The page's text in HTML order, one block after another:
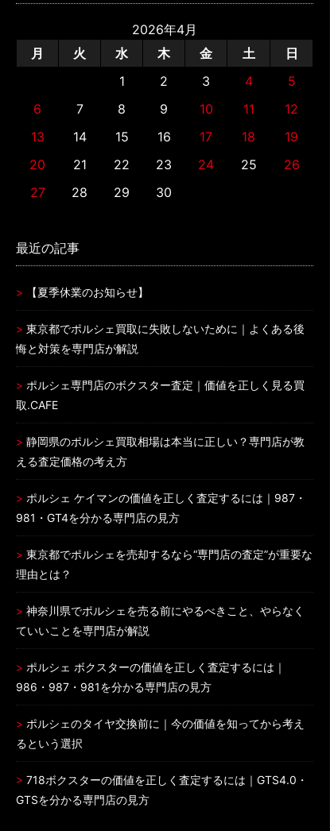
2026年4月
月
火 水 木 金 土
日
1
2 3 4
5
6
7 8 9 10 11
12
13
14 15 16 17 18
19
20
21 22 23 24 25
26
27
28 29 30
最近の記事
【夏季休業のお知らせ】
東京都でポルシェ買取に失敗しないために｜よくある後
悔と対策を専門店が解説
ポルシェ専門店のボクスター査定｜価値を正しく見る買
取.CAFE
静岡県のポルシェ買取相場は本当に正しい？専門店が教
える査定価格の考え方
ポルシェ ケイマンの価値を正しく査定するには｜987・
981・GT4を分かる専門店の見方
東京都でポルシェを売却するなら“専門店の査定”が重要な
理由とは？
神奈川県でポルシェを売る前にやるべきこと、やらなく
ていいことを専門店が解説
ポルシェ ボクスターの価値を正しく査定するには｜
986・987・981を分かる専門店の見方
ポルシェのタイヤ交換前に｜今の価値を知ってから考え
るという選択
718ボクスターの価値を正しく査定するには｜GTS4.0・
GTSを分かる専門店の見方